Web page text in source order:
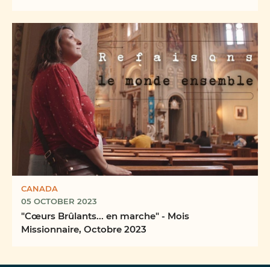
CANADA
05 OCTOBER 2023
"Cœurs Brûlants... en marche" - Mois
Missionnaire, Octobre 2023